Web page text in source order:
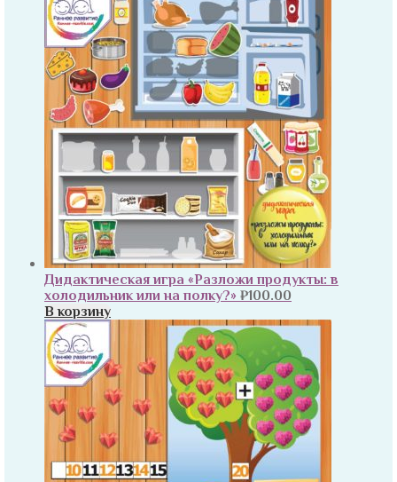
Дидактическая игра «Разложи продукты: в
холодильник или на полку?» ₽100.00
В корзину